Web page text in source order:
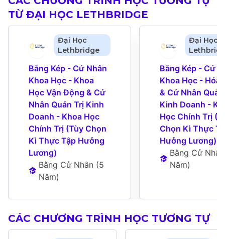
TỪ ĐẠI HỌC LETHBRIDGE
Đại Học
Lethbridge
Bằng Kép - Cử Nhân
Khoa Học - Khoa
Học Vận Động & Cử
Nhân Quản Trị Kinh
Doanh - Khoa Học
Chính Trị (Tùy Chọn
Kì Thực Tập Hưởng
Lương)
Bằng Cử Nhân (5
Năm)
Đại Học
Bằng Kép - Cử
Khoa Học - Hóa
& Cử Nhân
Kinh Doanh -
Học Chính Trị
Chọn Kì Thực
Hưởng Lương)
Bằng Cử Nhân
Năm)
CÁC CHƯƠNG TRÌNH HỌC TƯƠNG TỰ